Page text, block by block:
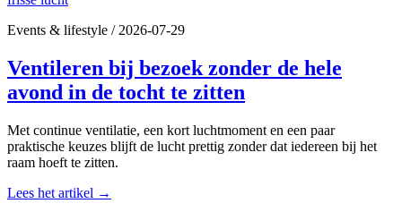
Events & lifestyle /2026-07-29
Ventileren bij bezoek zonder de hele
avond in de tocht te zitten
Met continue ventilatie, een kort luchtmoment en een paar
praktische keuzes blijft de lucht prettig zonder dat iedereen bij het
raam hoeft te zitten.
Lees het artikel →